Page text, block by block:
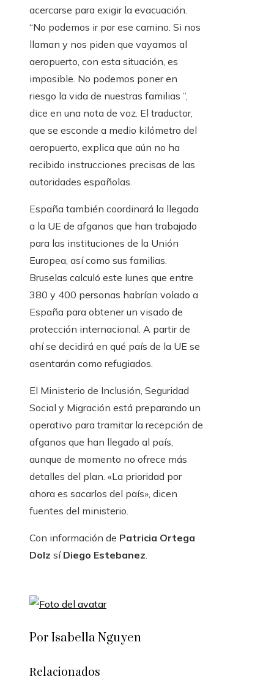
acercarse para exigir la evacuación.
“No podemos ir por ese camino. Si nos
llaman y nos piden que vayamos al
aeropuerto, con esta situación, es
imposible. No podemos poner en
riesgo la vida de nuestras familias ”,
dice en una nota de voz. El traductor,
que se esconde a medio kilómetro del
aeropuerto, explica que aún no ha
recibido instrucciones precisas de las
autoridades españolas.
España también coordinará la llegada
a la UE de afganos que han trabajado
para las instituciones de la Unión
Europea, así como sus familias.
Bruselas calculó este lunes que entre
380 y 400 personas habrían volado a
España para obtener un visado de
protección internacional. A partir de
ahí se decidirá en qué país de la UE se
asentarán como refugiados.
El Ministerio de Inclusión, Seguridad
Social y Migración está preparando un
operativo para tramitar la recepción de
afganos que han llegado al país,
aunque de momento no ofrece más
detalles del plan. «La prioridad por
ahora es sacarlos del país», dicen
fuentes del ministerio.
Con información de Patricia Ortega
Dolz sí Diego Estebanez.
Por Isabella Nguyen
Relacionados